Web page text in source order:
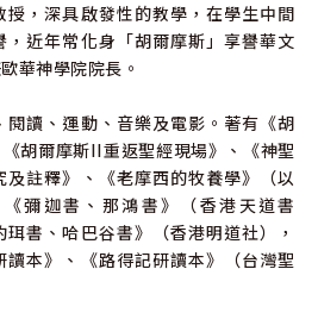
，深具啟發性的教學，在學生中間
近年常化身「胡爾摩斯」享譽華文
華神學院院長。
讀、運動、音樂及電影。著有《胡
胡爾摩斯II重返聖經現場》、《神聖
註釋》、《老摩西的牧養學》（以
彌迦書、那鴻書》（香港天道書
書、哈巴谷書》（香港明道社），
本》、《路得記研讀本》（台灣聖